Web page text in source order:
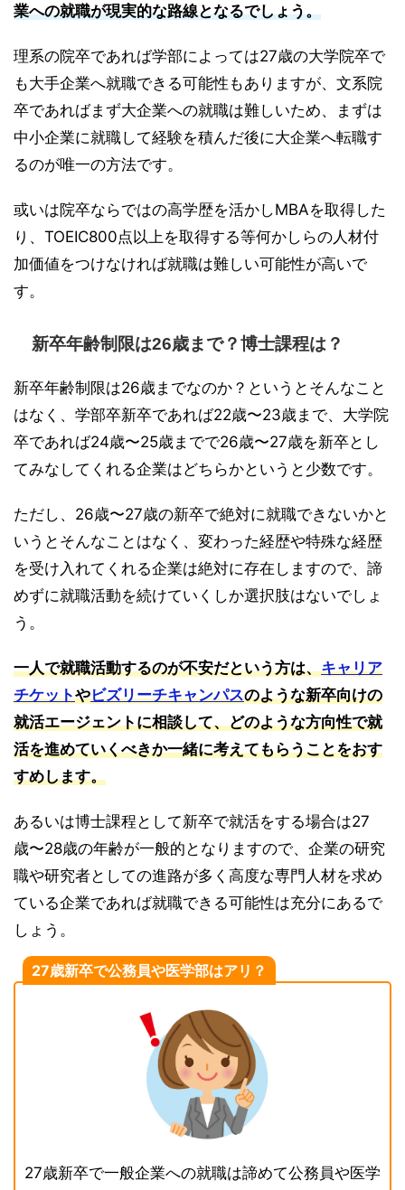
業への就職が現実的な路線となるでしょう。
理系の院卒であれば学部によっては27歳の大学院卒で
も大手企業へ就職できる可能性もありますが、文系院
卒であればまず大企業への就職は難しいため、まずは
中小企業に就職して経験を積んだ後に大企業へ転職す
るのが唯一の方法です。
或いは院卒ならではの高学歴を活かしMBAを取得した
り、TOEIC800点以上を取得する等何かしらの人材付
加価値をつけなければ就職は難しい可能性が高いで
す。
新卒年齢制限は26歳まで？博士課程は？
新卒年齢制限は26歳までなのか？というとそんなこと
はなく、学部卒新卒であれば22歳〜23歳まで、大学院
卒であれば24歳〜25歳までで26歳〜27歳を新卒とし
てみなしてくれる企業はどちらかというと少数です。
ただし、26歳〜27歳の新卒で絶対に就職できないかと
いうとそんなことはなく、変わった経歴や特殊な経歴
を受け入れてくれる企業は絶対に存在しますので、諦
めずに就職活動を続けていくしか選択肢はないでしょ
う。
一人で就職活動するのが不安だという方は、キャリア
チケットやビズリーチキャンパスのような新卒向けの
就活エージェントに相談して、どのような方向性で就
活を進めていくべきか一緒に考えてもらうことをおす
すめします。
あるいは博士課程として新卒で就活をする場合は27
歳〜28歳の年齢が一般的となりますので、企業の研究
職や研究者としての進路が多く高度な専門人材を求め
ている企業であれば就職できる可能性は充分にあるで
しょう。
27歳新卒で公務員や医学部はアリ？
27歳新卒で一般企業への就職は諦めて公務員や医学